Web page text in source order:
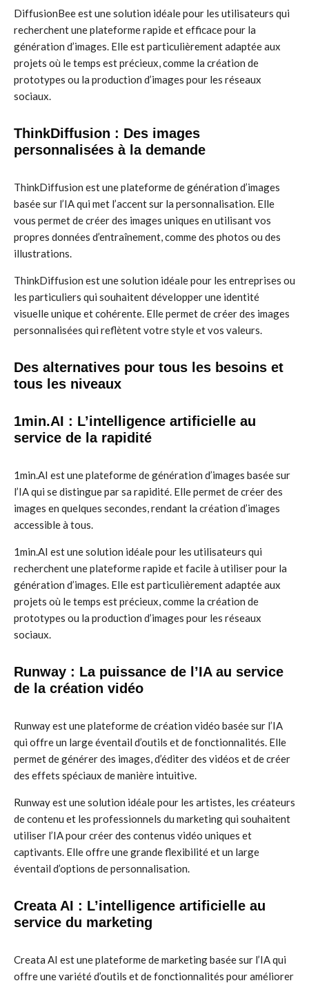
DiffusionBee est une solution idéale pour les utilisateurs qui
recherchent une plateforme rapide et efficace pour la
génération d’images. Elle est particulièrement adaptée aux
projets où le temps est précieux, comme la création de
prototypes ou la production d’images pour les réseaux
sociaux.
ThinkDiffusion : Des images
personnalisées à la demande
ThinkDiffusion est une plateforme de génération d’images
basée sur l’IA qui met l’accent sur la personnalisation. Elle
vous permet de créer des images uniques en utilisant vos
propres données d’entraînement, comme des photos ou des
illustrations.
ThinkDiffusion est une solution idéale pour les entreprises ou
les particuliers qui souhaitent développer une identité
visuelle unique et cohérente. Elle permet de créer des images
personnalisées qui reflètent votre style et vos valeurs.
Des alternatives pour tous les besoins et
tous les niveaux
1min.AI : L’intelligence artificielle au
service de la rapidité
1min.AI est une plateforme de génération d’images basée sur
l’IA qui se distingue par sa rapidité. Elle permet de créer des
images en quelques secondes, rendant la création d’images
accessible à tous.
1min.AI est une solution idéale pour les utilisateurs qui
recherchent une plateforme rapide et facile à utiliser pour la
génération d’images. Elle est particulièrement adaptée aux
projets où le temps est précieux, comme la création de
prototypes ou la production d’images pour les réseaux
sociaux.
Runway : La puissance de l’IA au service
de la création vidéo
Runway est une plateforme de création vidéo basée sur l’IA
qui offre un large éventail d’outils et de fonctionnalités. Elle
permet de générer des images, d’éditer des vidéos et de créer
des effets spéciaux de manière intuitive.
Runway est une solution idéale pour les artistes, les créateurs
de contenu et les professionnels du marketing qui souhaitent
utiliser l’IA pour créer des contenus vidéo uniques et
captivants. Elle offre une grande flexibilité et un large
éventail d’options de personnalisation.
Creata AI : L’intelligence artificielle au
service du marketing
Creata AI est une plateforme de marketing basée sur l’IA qui
offre une variété d’outils et de fonctionnalités pour améliorer